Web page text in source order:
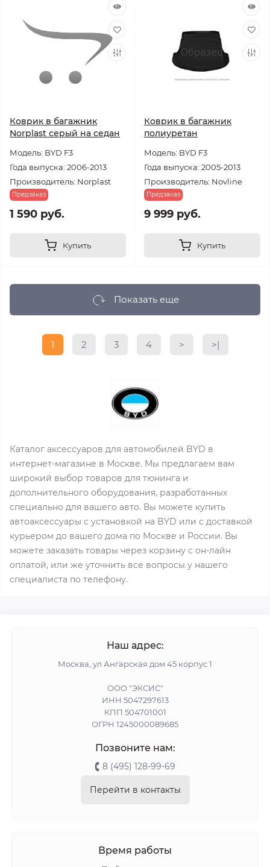
Коврик в багажник
Norplast серый на седан
Модель: BYD F3
Года выпуска: 2006-2013
Производитель: Norplast
Предзаказ
1 590 руб.
Купить
Коврик в багажник
полиуретан
Модель: BYD F3
Года выпуска: 2005-2013
Производитель: Novline
Предзаказ
9 999 руб.
Купить
Показать еще
1 2 3 4 > >|
Каталог аксессуаров для автомобилей BYD в
интернет-магазине в Москве. Мы предлагаем вам
широкий выбор товаров для тюнинга и
дополнительного оборудования, разработанных
специально для вашего авто. Вы можете купить
автоаксессуары с установкой на BYD или с доставкой
курьером до вашего дома по Москве и России. Вы
можете заказать товары через корзину с он-лайн
оплатой, или же уточнить все вопросы у нашего
специалиста по телефону.
Наш адрес:
Москва, ул Ангарская дом 45 корпус 1
ООО "ЭКСИС"
ИНН 5047297613
КПП 504701001
ОГРН 1245000089685
Позвоните нам:
8 (495) 128-99-69
Перейти в контакты
Время работы